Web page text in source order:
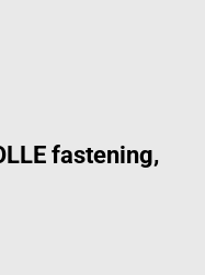
fastening,